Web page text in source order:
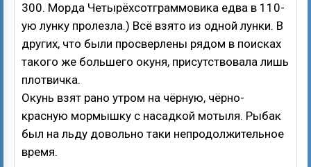
300. Морда Четырёхсотграммовика едва в 110-
ую лунку пролезла.) Всё взято из одной лунки. В
других, что были просверлены рядом в поисках
такого же большего окуня, присутствовала лишь
плотвичка.
Окунь взят рано утром на чёрную, чёрно-
красную мормышку с насадкой мотыля. Рыбак
был на льду довольно таки непродолжительное
время.